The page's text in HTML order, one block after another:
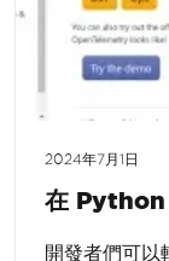
2024年7月1日
在
開發者們可